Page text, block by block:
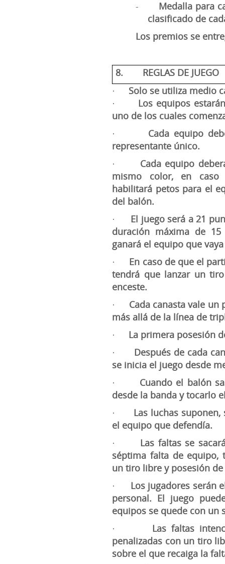
-
Medalla para
clasificado de
Los premios se
8. REGLAS DE JUEGO
· Solo se utiliza medio
·
Los equipos
uno de los cuales
·
Cada equipo
representante único.
·
Cada equipo
mismo color, en caso
habilitará petos para el
del balón.
·
El juego será a 21
duración máxima de
ganará el equipo que
·
En caso de que el
tendrá que lanzar un
enceste.
·
Cada canasta vale un
más allá de la línea de
· La primera posesión
·
Después de cada
se inicia el juego desde
·
Cuando el balón
desde la banda y tocarlo
·
Las luchas
el equipo que defendía.
·
Las faltas se
séptima falta de equipo,
un tiro libre y posesión
·
Los jugadores serán
personal. El juego
equipos se quede con un
·
Las faltas
penalizadas con un tiro
sobre el que recaiga la